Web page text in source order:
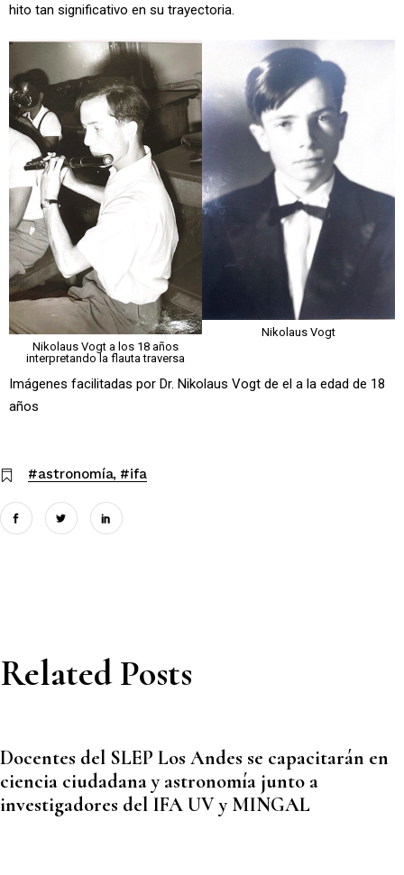
hito tan significativo en su trayectoria.
Nikolaus Vogt a los 18 años
interpretando la flauta traversa
Nikolaus Vogt
Imágenes facilitadas por Dr. Nikolaus Vogt de el a la edad de 18
años
#astronomía #ifa
Related Posts
Docentes del SLEP Los Andes se capacitarán en
ciencia ciudadana y astronomía junto a
investigadores del IFA UV y MINGAL